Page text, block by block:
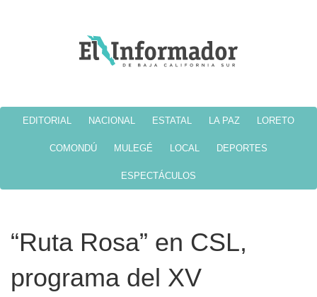
EDITORIAL NACIONAL ESTATAL LA PAZ LORETO
COMONDÚ MULEGÉ LOCAL DEPORTES
ESPECTÁCULOS
“Ruta Rosa” en CSL,
programa del XV